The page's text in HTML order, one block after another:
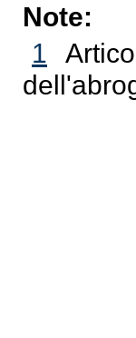
Note:
1